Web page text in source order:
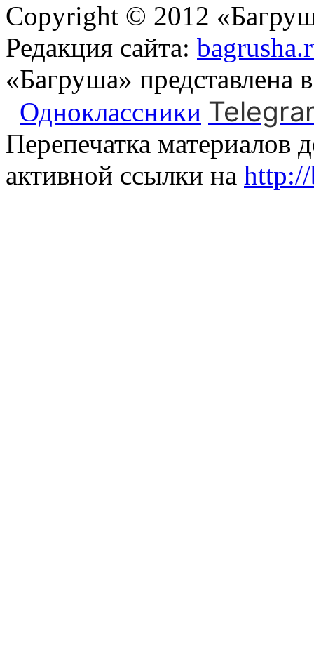
Copyright © 2012
Редакция сайта:
«Багруша» представлена
Одноклассники
Перепечатка материалов
активной ссылки на http://